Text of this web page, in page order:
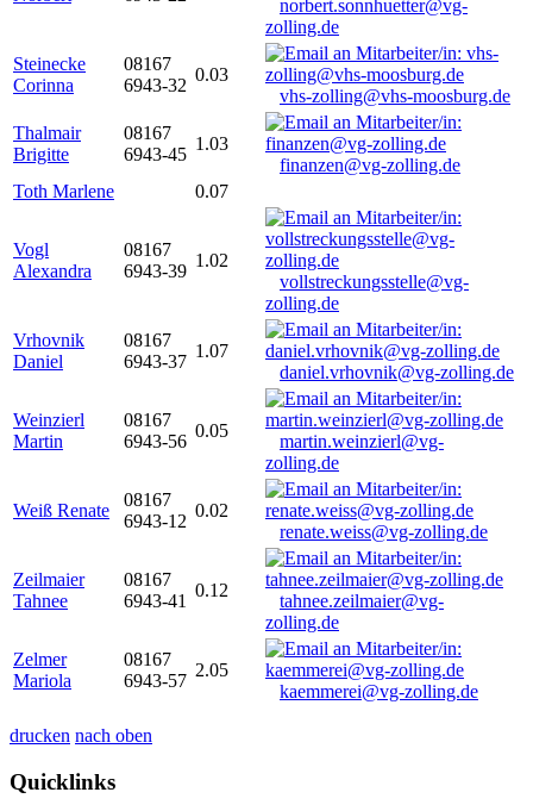
norbert.sonnhuetter@vg-
zolling.de
Steinecke
Corinna
08167
6943-32
0.03
vhs-zolling@vhs-moosburg.de
Thalmair
Brigitte
08167
6943-45
1.03
finanzen@vg-zolling.de
Toth Marlene
0.07
Vogl
Alexandra
08167
6943-39
1.02
vollstreckungsstelle@vg-
zolling.de
Vrhovnik
Daniel
08167
6943-37
1.07
daniel.vrhovnik@vg-zolling.de
Weinzierl
Martin
08167
6943-56
0.05
martin.weinzierl@vg-
zolling.de
Weiß Renate
08167
6943-12
0.02
renate.weiss@vg-zolling.de
Zeilmaier
Tahnee
08167
6943-41
0.12
tahnee.zeilmaier@vg-
zolling.de
Zelmer
Mariola
08167
6943-57
2.05
kaemmerei@vg-zolling.de
drucken nach oben
Quicklinks